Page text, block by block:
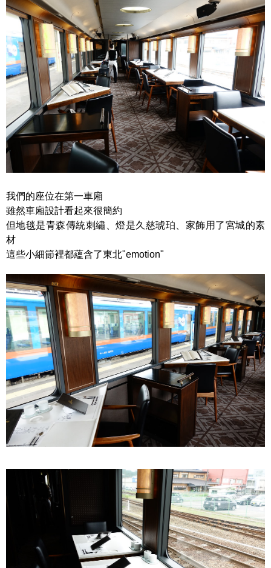
我們的座位在第一車廂
雖然車廂設計看起來很簡約
但地毯是青森傳統刺繡、燈是久慈琥珀、家飾用了宮城的素
材
這些小細節裡都蘊含了東北"emotion"